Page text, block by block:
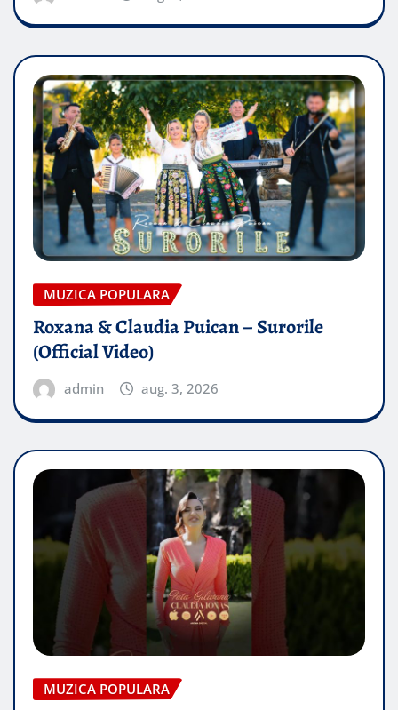
MUZICA POPULARA
Roxana & Claudia Puican – Surorile
(Official Video)
admin aug. 3, 2026
MUZICA POPULARA